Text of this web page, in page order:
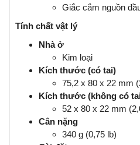
Giắc cắm nguồn
Tính chất vật lý
Nhà ở
Kim loại
Kích thước (có tai)
75,2 x 80 x 22 mm
Kích thước (không có
52 x 80 x 22 mm
Cân nặng
340 g (0,75 lb)